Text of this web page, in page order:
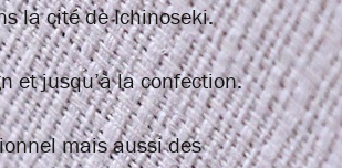
la cité de Ichinoseki.
et jusqu’à la confection.
mais aussi des